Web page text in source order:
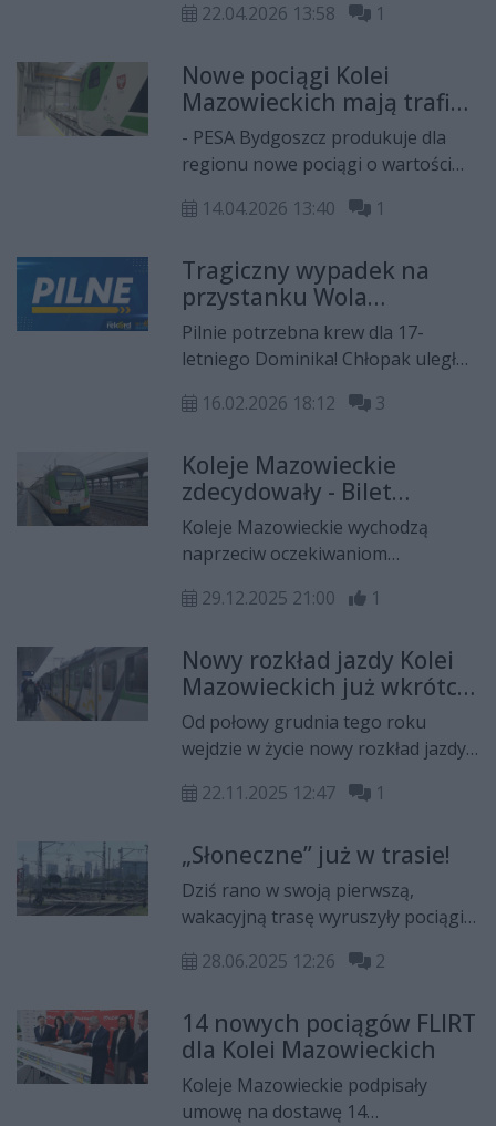
bezpośrednio w śródmieściu
rozwiąże ten problem?
22.04.2026 13:58 1
Nowe pociągi Kolei
Mazowieckich mają trafić
do regionu radomskiego
- PESA Bydgoszcz produkuje dla
regionu nowe pociągi o wartości
wiadomość przekazał Rafał
województwa mazowieckiego.
14.04.2026 13:40 1
Tragiczny wypadek na
przystanku Wola
Bierwiecka
Pilnie potrzebna krew dla 17-
letniego Dominika! Chłopak uległ
pomocy innej osobie.
16.02.2026 18:12 3
Koleje Mazowieckie
zdecydowały - Bilet
Wycieczkowy będzie
obowiązywał dłużej
Koleje Mazowieckie wychodzą
naprzeciw oczekiwaniom
obowiązywanie oferty „Bilet
będzie można skorzystać również
w piątek 2 stycznia oraz w
poniedziałek 5 stycznia 2026 roku.
29.12.2025 21:00 1
Nowy rozkład jazdy Kolei
Mazowieckich już wkrótce.
Jakie zmiany czekają
pasażerów z Radomia i
regionu?
Od połowy grudnia tego roku
wejdzie w życie nowy rozkład jazdy
Sprawdziliśmy, jakie zmiany czekają
22.11.2025 12:47 1
„Słoneczne” już w trasie!
Dziś rano w swoją pierwszą,
wakacyjną trasę wyruszyły pociągi
oraz „Słoneczny Bis”. Tymi
wakacji turyści będą mogli
kursować z Warszawy do Gdyni i
Ustki.
28.06.2025 12:26 2
14 nowych pociągów FLIRT
dla Kolei Mazowieckich
Koleje Mazowieckie podpisały
umowę na dostawę 14